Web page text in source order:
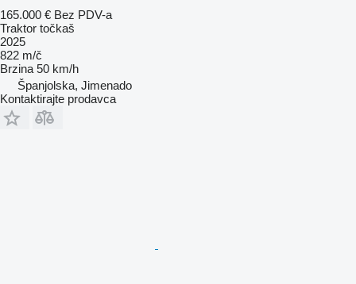
165.000 € Bez PDV-a
Traktor točkaš
2025
822 m/č
Brzina 50 km/h
Španjolska, Jimenado
Kontaktirajte prodavca